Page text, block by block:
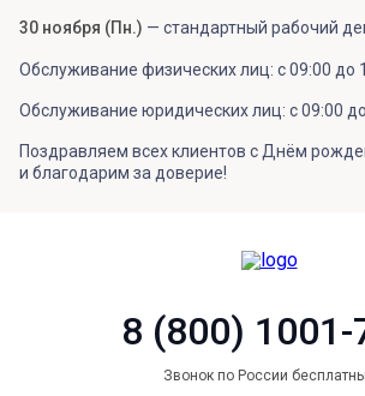
30 ноября (Пн.) — стандартный рабочий
Обслуживание физических лиц: с 09:00 до
Обслуживание юридических лиц: с 09:00
Поздравляем всех клиентов с Днём
и благодарим за доверие!
8 (800) 1001-
Звонок по России